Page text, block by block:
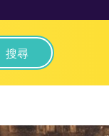
搜尋